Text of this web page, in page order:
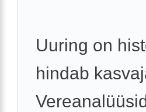
Uuring on
hindab